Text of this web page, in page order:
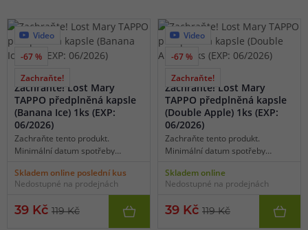
Video
-67 %
Zachraňte!
1 varianta
Zachraňte! Lost Mary
TAPPO předplněná kapsle
(Banana Ice) 1ks (EXP:
06/2026)
Zachraňte tento produkt.
Minimální datum spotřeby
Skladem online poslední kus
Nedostupné na prodejnách
39 Kč 119 Kč
Video
-67 %
Zachraňte!
1 varianta
Zachraňte! Lost Mary
TAPPO předplněná kapsle
(Double Apple) 1ks (EXP:
06/2026)
Zachraňte tento produkt.
Minimální datum spotřeby
Skladem online
Nedostupné na prodejnách
39 Kč 119 Kč